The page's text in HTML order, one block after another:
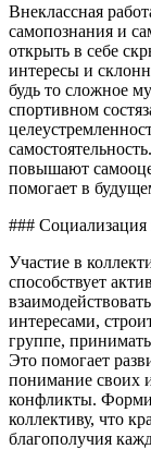
Внеклассная
самопознания и
открыть в себе
интересы и
будь то сложное
спортивном
повышают
помогает в
###
Участие в
способствует
интересами,
группе,
Это помогает
понимание своих
конфликты.
коллективу, что
благополучия